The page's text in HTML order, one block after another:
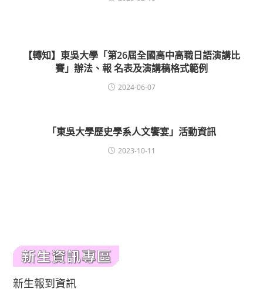
【轉知】東吳大學「第26屆全國高中高職日語演講比
賽」辦法、報 名表及演講稿格式範例
2024-06-07
「東吳大學歷史學系人文饗宴」活動資訊
2023-10-11
新生報到資訊